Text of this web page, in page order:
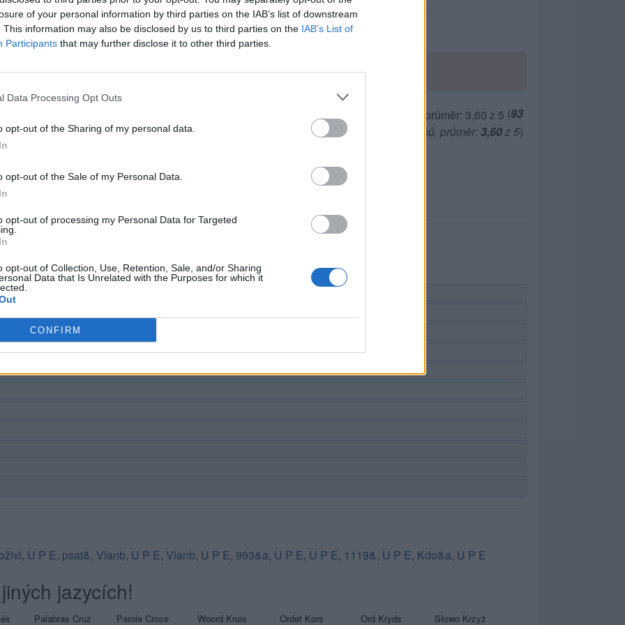
of your personal information by third parties on the IAB’s list of downstream
This information may also be disclosed by us to third parties on the IAB’s List of
Participants that may further disclose it to other third parties.
Data Processing Opt Outs
opt-out of the Sharing of my personal data.
opt-out of the Sale of my Personal Data.
opt-out of processing my Personal Data for Targeted
opt-out of Collection, Use, Retention, Sale, and/or Sharing
Data that Is Unrelated with the Purposes for which it
CONFIRM
Vyberte své puzzle:
(93
hlasů, průměr:3,60z 5)
ale doporučujeme použít vyhledávání podle písmen.
, U P E, psat&, Vlanb, U P E, Vlanb, U P E, 993&a, U P E, U P E, 1119&, U P E, Kdo&a, U P E
jazycích!
Palabras Cruz Parole Croce Woord Kruis Ordet Kors Ord Kryds Słowo Krzyż